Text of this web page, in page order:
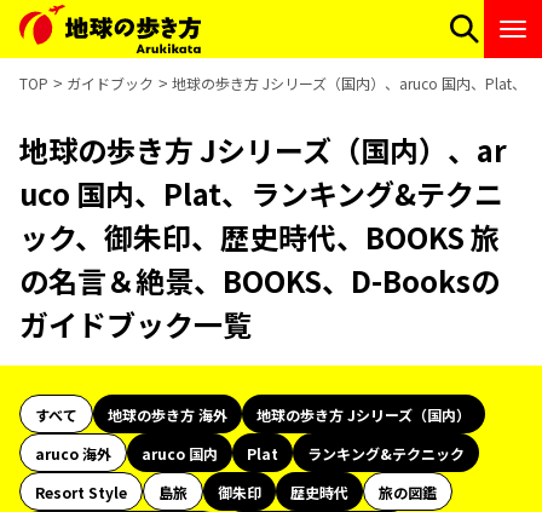
TOP ガイドブック 地球の歩き方 Jシリーズ（国内）、aruco 国内、Plat、
地球の歩き方 Jシリーズ（国内）、ar
uco 国内、Plat、ランキング&テクニ
ック、御朱印、歴史時代、BOOKS 旅
の名言＆絶景、BOOKS、D-Booksの
ガイドブック一覧
すべて 地球の歩き方 海外
地球の歩き方 Jシリーズ（国内）
aruco 海外
aruco 国内 Plat
ランキング&テクニック
Resort Style
島旅 御朱印 歴史時代
旅の図鑑